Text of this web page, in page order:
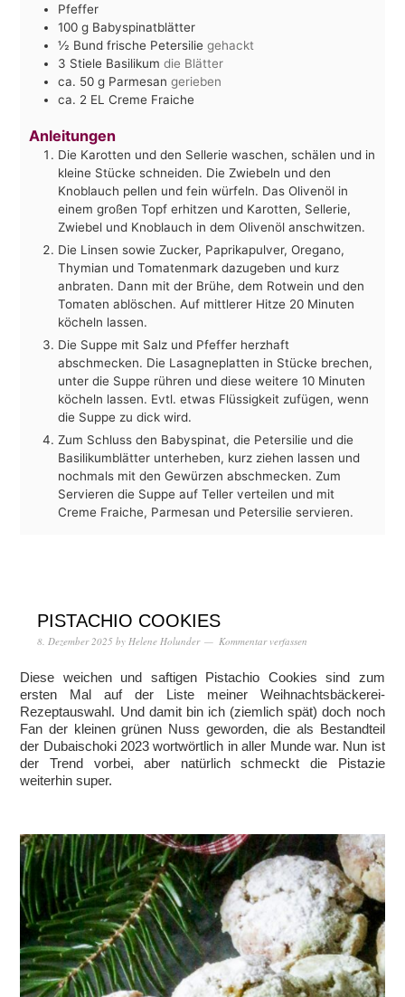
Pfeffer
100 g Babyspinatblätter
½ Bund frische Petersilie gehackt
3 Stiele Basilikum die Blätter
ca. 50 g Parmesan gerieben
ca. 2 EL Creme Fraiche
Anleitungen
Die Karotten und den Sellerie waschen, schälen und in
kleine Stücke schneiden. Die Zwiebeln und den
Knoblauch pellen und fein würfeln. Das Olivenöl in
einem großen Topf erhitzen und Karotten, Sellerie,
Zwiebel und Knoblauch in dem Olivenöl anschwitzen.
Die Linsen sowie Zucker, Paprikapulver, Oregano,
Thymian und Tomatenmark dazugeben und kurz
anbraten. Dann mit der Brühe, dem Rotwein und den
Tomaten ablöschen. Auf mittlerer Hitze 20 Minuten
köcheln lassen.
Die Suppe mit Salz und Pfeffer herzhaft
abschmecken. Die Lasagneplatten in Stücke brechen,
unter die Suppe rühren und diese weitere 10 Minuten
köcheln lassen. Evtl. etwas Flüssigkeit zufügen, wenn
die Suppe zu dick wird.
Zum Schluss den Babyspinat, die Petersilie und die
Basilikumblätter unterheben, kurz ziehen lassen und
nochmals mit den Gewürzen abschmecken. Zum
Servieren die Suppe auf Teller verteilen und mit
Creme Fraiche, Parmesan und Petersilie servieren.
PISTACHIO COOKIES
8. Dezember 2025 by Helene Holunder Kommentar verfassen
Diese weichen und saftigen Pistachio Cookies sind zum
ersten Mal auf der Liste meiner Weihnachtsbäckerei-
Rezeptauswahl. Und damit bin ich (ziemlich spät) doch noch
Fan der kleinen grünen Nuss geworden, die als Bestandteil
der Dubaischoki 2023 wortwörtlich in aller Munde war. Nun ist
der Trend vorbei, aber natürlich schmeckt die Pistazie
weiterhin super.